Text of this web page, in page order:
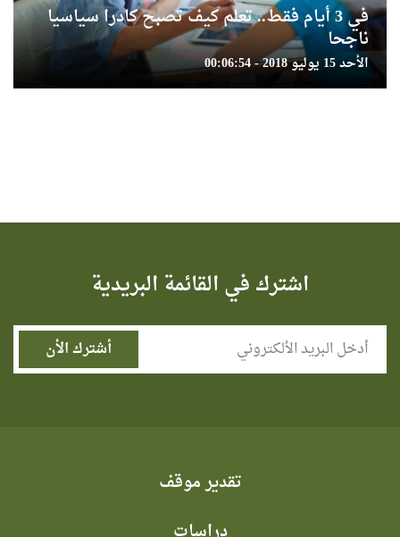
في 3 أيام فقط.. تعلم كيف تصبح كادرا سياسيا
ناجحا
الأحد 15 يوليو 2018 - 00:06:54
اشترك في القائمة البريدية
تقدير موقف